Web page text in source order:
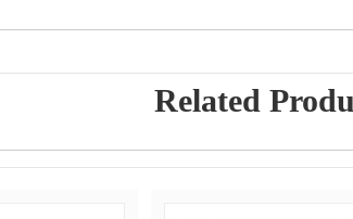
Related